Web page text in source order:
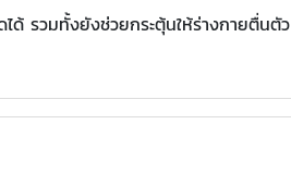
ด้ รวมทั้งยังช่วยกระตุ้นให้ร่างกายตื่นตัว